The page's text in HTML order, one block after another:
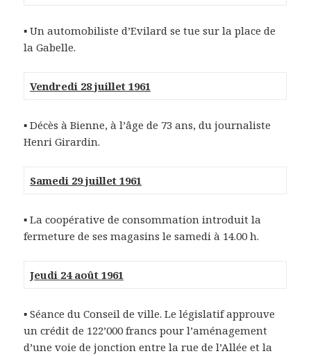
▪ Un automobiliste d’Evilard se tue sur la place de
la Gabelle.
Vendredi 28 juillet 1961
▪ Décès à Bienne, à l’âge de 73 ans, du journaliste
Henri Girardin.
Samedi 29 juillet 1961
▪ La coopérative de consommation introduit la
fermeture de ses magasins le samedi à 14.00 h.
Jeudi 24 août 1961
▪ Séance du Conseil de ville. Le législatif approuve
un crédit de 122’000 francs pour l’aménagement
d’une voie de jonction entre la rue de l’Allée et la